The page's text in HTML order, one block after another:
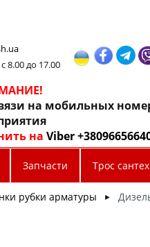
8.00 до 17.00
на мобильных
наViber
Запчасти Трос
рубки арматуры ►